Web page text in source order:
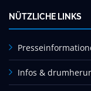
NÜTZLICHE LINKS
Infos &